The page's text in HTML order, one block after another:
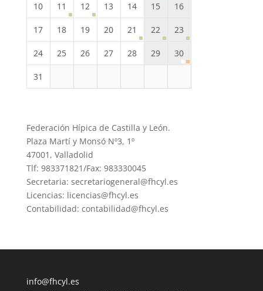
10 11 12 13 14 15 16
17 18 19 20 21 22 23
24 25 26 27 28 29 30
31
Federación Hípica de Castilla y León.
Plaza Martí y Monsó Nº3, 1º
47001, Valladolid
Tlf: 983371821/Fax: 983330045
Secretaria: secretariogeneral@fhcyl.es
Licencias: licencias@fhcyl.es
Contabilidad: contabilidad@fhcyl.es
info@fhcyl.es